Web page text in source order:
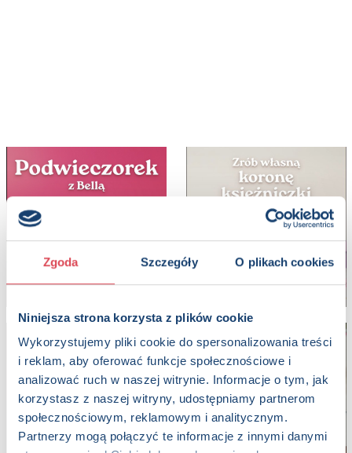
Zgoda Szczegóły O plikach cookies
Niniejsza strona korzysta z plików cookie
Wykorzystujemy pliki cookie do spersonalizowania treści
i reklam, aby oferować funkcje społecznościowe i
analizować ruch w naszej witrynie. Informacje o tym, jak
korzystasz z naszej witryny, udostępniamy partnerom
społecznościowym, reklamowym i analitycznym.
Partnerzy mogą połączyć te informacje z innymi danymi